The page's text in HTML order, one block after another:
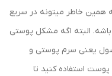
همین خاطر میتونه در سریع
باشه. البته اگه مشکل پوستی
یعنی سرم پوستی و
استفاده کنید تا